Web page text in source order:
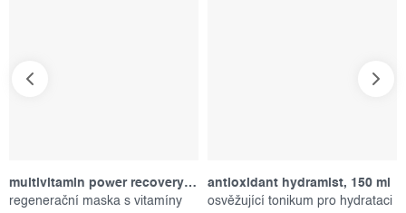
multivitamin power recovery masque, 75 ml
regenerační maska s vitamíny
antioxidant hydramist, 150 ml
osvěžující tonikum pro hydrataci